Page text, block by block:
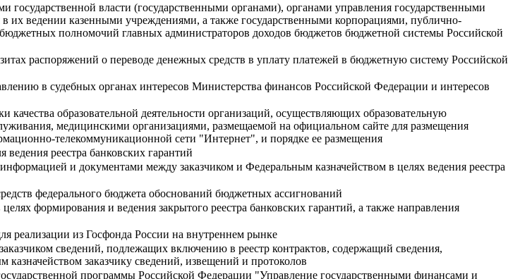
государственной власти (государственными органами), органами управления государственными
ведении казенными учреждениями, а также государственными корпорациями, публично-
полномочий главных администраторов доходов бюджетов бюджетной системы Российской
распоряжений о переводе денежных средств в уплату платежей в бюджетную систему Российской
в судебных органах интересов Министерства финансов Российской Федерации и интересов
качества образовательной деятельности организаций, осуществляющих образовательную
медицинскими организациями, размещаемой на официальном сайте для размещения
телекоммуникационной сети "Интернет", и порядке ее размещения
реестра банковских гарантий
и документами между заказчиком и Федеральным казначейством в целях ведения реестра
федерального бюджета обоснований бюджетных ассигнований
формирования и ведения закрытого реестра банковских гарантий, а также направления
реализации из Госфонда России на внутреннем рынке
сведений, подлежащих включению в реестр контрактов, содержащий сведения,
заказчику сведений, извещений и протоколов
программы Российской Федерации "Управление государственными финансами и